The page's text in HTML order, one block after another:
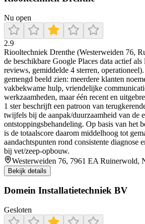
Nu open
2.9
Riooltechniek Drenthe (Westerweiden 76,
de beschikbare Google Places data actief
reviews, gemiddelde 4 sterren,
gemengd beeld zien: meerdere klanten
vakbekwame hulp, vriendelijke
werkzaamheden, maar één recent en
1 ster beschrijft een patroon van
twijfels bij de aanpak/duurzaamheid van de
ontstoppingsbehandeling. Op basis van het
is de totaalscore daarom middelhoog tot
aandachtspunten rond consistente diagnose
bij vet/zeep-opbouw.
Westerweiden 76, 7961 EA Ruinerwold,
Bekijk details
Domein Installatietechniek BV
Gesloten